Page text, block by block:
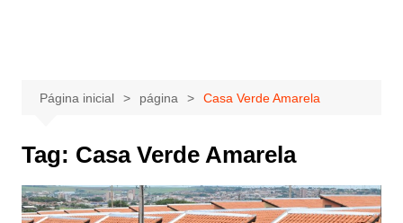
Página inicial página Casa Verde Amarela
Tag: Casa Verde Amarela